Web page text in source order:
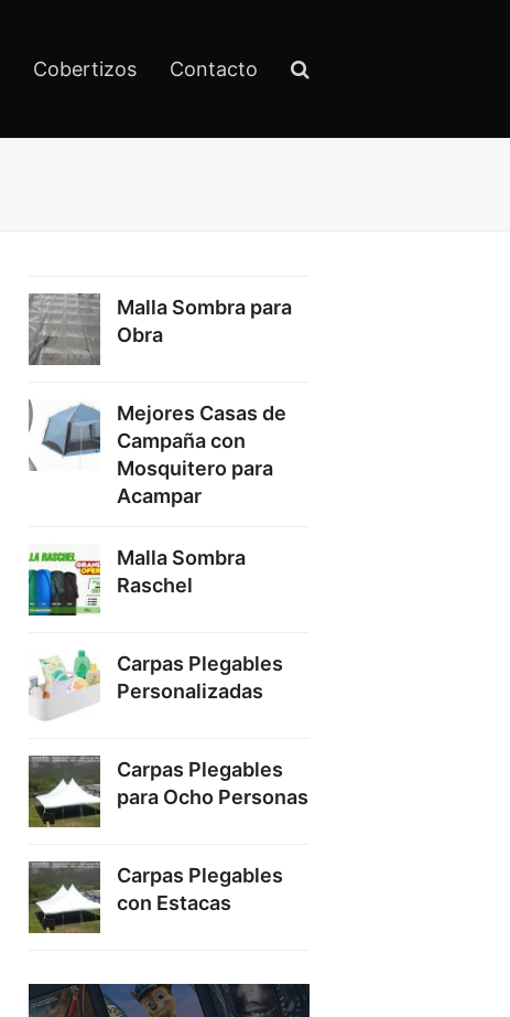
Cobertizos Contacto
Malla Sombra para
Obra
Mejores Casas de
Campaña con
Mosquitero para
Acampar
Malla Sombra
Raschel
Carpas Plegables
Personalizadas
Carpas Plegables
para Ocho Personas
Carpas Plegables
con Estacas